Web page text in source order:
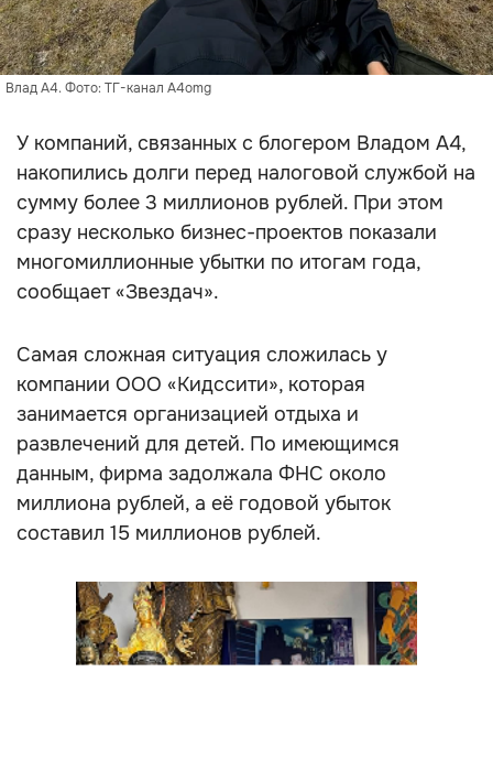
Влад А4. Фото: ТГ-канал A4omg
У компаний, связанных с блогером Владом А4,
накопились долги перед налоговой службой на
сумму более 3 миллионов рублей. При этом
сразу несколько бизнес-проектов показали
многомиллионные убытки по итогам года,
сообщает «Звездач».
Самая сложная ситуация сложилась у
компании ООО «Кидссити», которая
занимается организацией отдыха и
развлечений для детей. По имеющимся
данным, фирма задолжала ФНС около
миллиона рублей, а её годовой убыток
составил 15 миллионов рублей.